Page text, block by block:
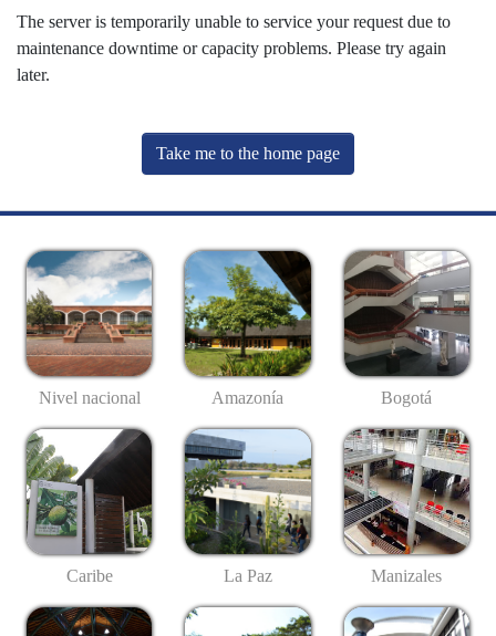
The server is temporarily unable to service your request due to
maintenance downtime or capacity problems. Please try again
later.
Take me to the home page
Nivel nacional Amazonía Bogotá
Caribe La Paz Manizales